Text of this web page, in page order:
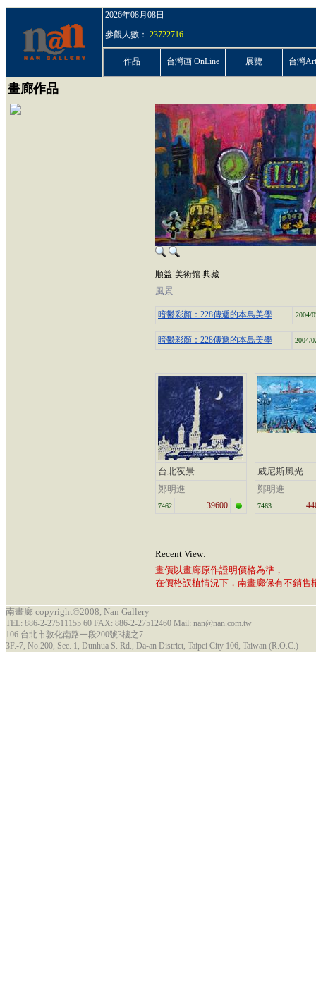
2026年08月08日
參觀人數： 23722716
作品 台灣画 OnLine 展覽 台灣
畫廊作品
順益ˋ美術館 典藏
風景
暗鬱彩顏：228傳遞的本島美學 2004/
暗鬱彩顏：228傳遞的本島美學 2004/
台北夜景
鄭明進
7462 39600
威尼斯風光
鄭明進
7463
Recent View:
畫價以畫廊原作證明價格為準，
在價格誤植情況下，南畫廊保有不銷售
南畫廊 copyright©2008, Nan Gallery
TEL: 886-2-27511155 60 FAX: 886-2-27512460 Mail: nan@nan.com.tw
106 台北市敦化南路一段200號3樓之7
3F.-7, No.200, Sec. 1, Dunhua S. Rd., Da-an District, Taipei City 106, Taiwan (R.O.C.)